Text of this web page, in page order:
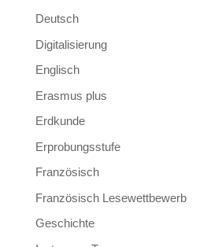
Deutsch
Digitalisierung
Englisch
Erasmus plus
Erdkunde
Erprobungsstufe
Französisch
Französisch Lesewettbewerb
Geschichte